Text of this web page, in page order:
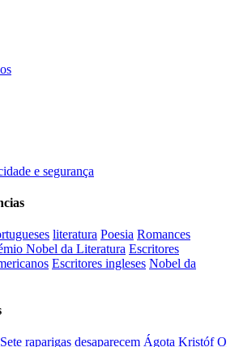
e segurança
literatura Poesia Romances
Nobel da Literatura Escritores
Escritores ingleses Nobel da
Sete raparigas desaparecem Ágota Kristóf O